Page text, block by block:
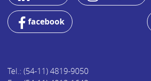
facebook
Tel.: (54-11) 4819-9050